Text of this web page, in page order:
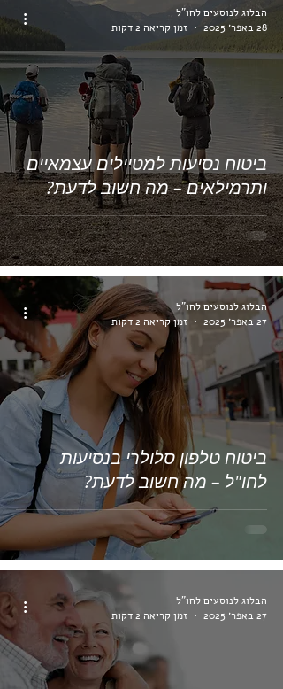
ביטוח נסיעות למטיילים עצמאיים
ותרמילאים – מה חשוב לדעת?
הבלוג לנוסעים לחו"ל
28 באפר׳ 2025
זמן קריאה 2 דקות
ביטוח טלפון סלולרי בנסיעות
לחו"ל – מה חשוב לדעת?
הבלוג לנוסעים לחו"ל
27 באפר׳ 2025
זמן קריאה 2 דקות
הבלוג לנוסעים לחו"ל
27 באפר׳ 2025
זמן קריאה 2 דקות